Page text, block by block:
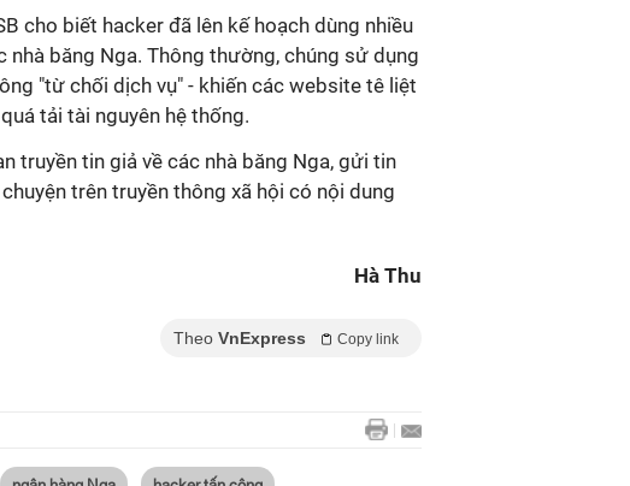
cho biết hacker đã lên kế hoạch dùng nhiều
nhà băng Nga. Thông thường, chúng sử dụng
"từ chối dịch vụ" - khiến các website tê liệt
tải tài nguyên hệ thống.
truyền tin giả về các nhà băng Nga, gửi tin
trên truyền thông xã hội có nội dung
Hà Thu
Theo VnExpress Copy link